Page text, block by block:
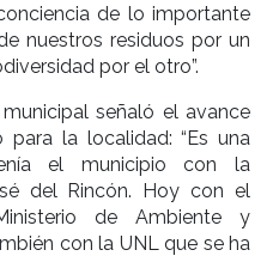
de lo importante
nuestros residuos por un
por el otro”.
señaló el avance
la localidad: “Es una
el municipio con la
del Rincón. Hoy con el
de Ambiente y
con la UNL que se ha